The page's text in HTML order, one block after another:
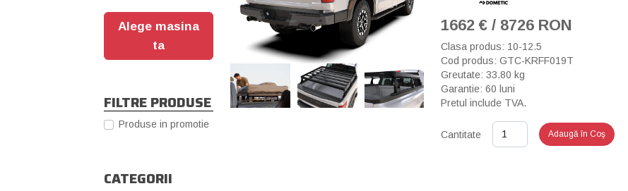
‹ ›
1662 € / 8726 RON
Clasa produs: 10-12.5
Cod produs: GTC-KRFF019T
Greutate: 33.80 kg
Garantie: 60 luni
Pretul include TVA.
Cantitate Adaugă în Coş
Alege masina
ta
FILTRE PRODUSE
Produse in promotie
CATEGORII